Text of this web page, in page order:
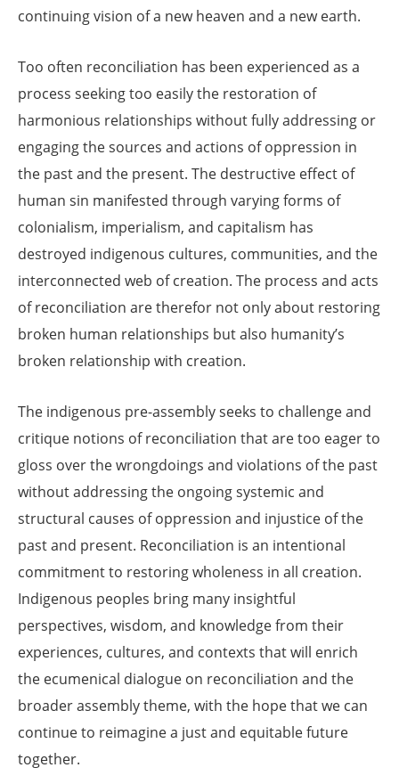
continuing vision of a new heaven and a new earth.
Too often reconciliation has been experienced as a
process seeking too easily the restoration of
harmonious relationships without fully addressing or
engaging the sources and actions of oppression in
the past and the present. The destructive effect of
human sin manifested through varying forms of
colonialism, imperialism, and capitalism has
destroyed indigenous cultures, communities, and the
interconnected web of creation. The process and acts
of reconciliation are therefor not only about restoring
broken human relationships but also humanity’s
broken relationship with creation.
The indigenous pre-assembly seeks to challenge and
critique notions of reconciliation that are too eager to
gloss over the wrongdoings and violations of the past
without addressing the ongoing systemic and
structural causes of oppression and injustice of the
past and present. Reconciliation is an intentional
commitment to restoring wholeness in all creation.
Indigenous peoples bring many insightful
perspectives, wisdom, and knowledge from their
experiences, cultures, and contexts that will enrich
the ecumenical dialogue on reconciliation and the
broader assembly theme, with the hope that we can
continue to reimagine a just and equitable future
together.